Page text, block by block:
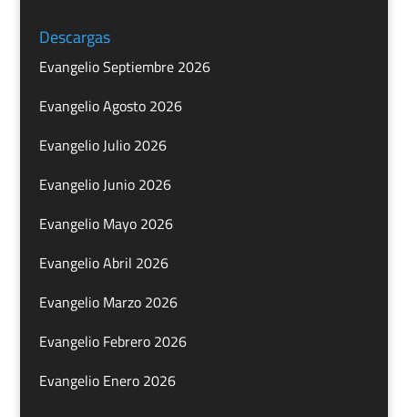
Descargas
Evangelio Septiembre 2026
Evangelio Agosto 2026
Evangelio Julio 2026
Evangelio Junio 2026
Evangelio Mayo 2026
Evangelio Abril 2026
Evangelio Marzo 2026
Evangelio Febrero 2026
Evangelio Enero 2026